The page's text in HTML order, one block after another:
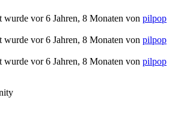
wurde vor 6 Jahren, 8 Monaten von pilpop
wurde vor 6 Jahren, 8 Monaten von pilpop
wurde vor 6 Jahren, 8 Monaten von pilpop